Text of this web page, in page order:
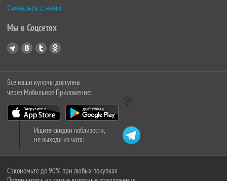
Связаться с нами
Мы в Соцсетях
Все наши купоны доступны
через Мобильное Приложение:
Ищите скидки поблизости,
не выходя из чата:
Сэкономьте до 90% при любых покупках